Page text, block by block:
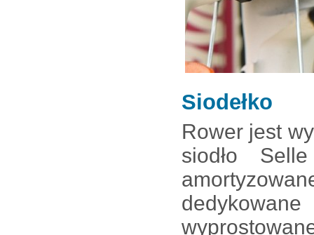
Siodełko
Rower jest
siodło